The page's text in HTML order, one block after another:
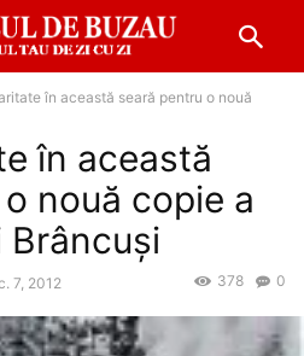
în această seară pentru o nouă
în această
nouă copie a
Brâncuşi
7, 2012 0
378